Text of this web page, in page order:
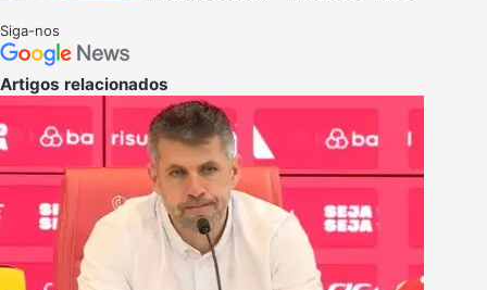
Siga-nos
Artigos relacionados